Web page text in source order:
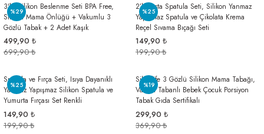
%29
3'lü Silikon Beslenme Seti BPA Free,
Silikon Mama Önlüğü + Vakumlu 3
Gözlü Tabak + 2 Adet Kaşık
499,90 ₺
699,90 ₺
%25
2’li Pasta Spatula Seti, Silikon Yanmaz
Yapışmaz Spatula ve Çikolata Krema
Reçel Sıvama Bıçağı Seti
149,90 ₺
199,90 ₺
%25
Spatula ve Fırça Seti, Isıya Dayanıklı
Yanmaz Yapışmaz Silikon Spatula ve
Yumurta Fırçası Set Renkli
149,90 ₺
199,90 ₺
%19
Silicolife 3 Gözlü Silikon Mama Tabağı,
Vakum Tabanlı Bebek Çocuk Porsiyon
Tabak Gıda Sertifikalı
299,90 ₺
369,90 ₺